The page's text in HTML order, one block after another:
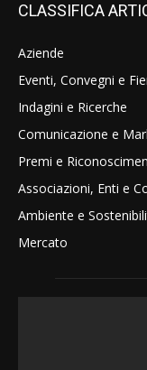
CLASSIFICA
Aziende
Eventi, Convegni e
Indagini e Ricerche
Comunicazione e
Premi e
Associazioni, Enti e
Ambiente e
Mercato